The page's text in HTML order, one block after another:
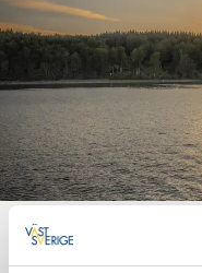
”The 72 Hour